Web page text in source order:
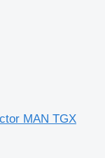
MAN TGX